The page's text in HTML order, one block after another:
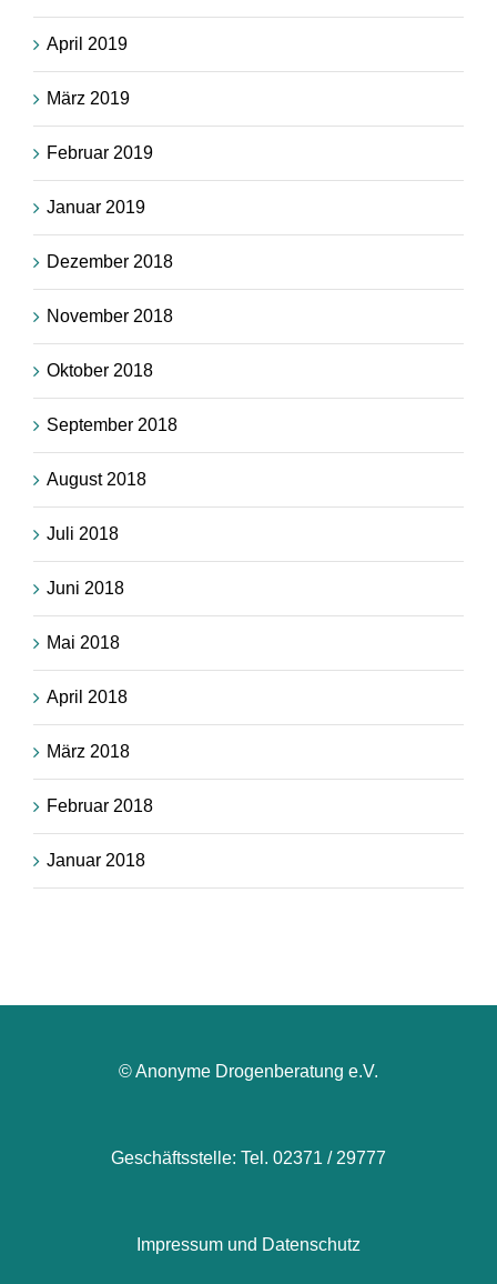
April 2019
März 2019
Februar 2019
Januar 2019
Dezember 2018
November 2018
Oktober 2018
September 2018
August 2018
Juli 2018
Juni 2018
Mai 2018
April 2018
März 2018
Februar 2018
Januar 2018
© Anonyme Drogenberatung e.V.
Geschäftsstelle: Tel. 02371 / 29777
Impressum und Datenschutz